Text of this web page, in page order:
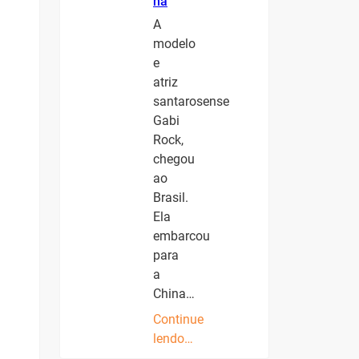
A
modelo
e
atriz
santarosense
Gabi
Rock,
chegou
ao
Brasil.
Ela
embarcou
para
a
China…
Continue
lendo…